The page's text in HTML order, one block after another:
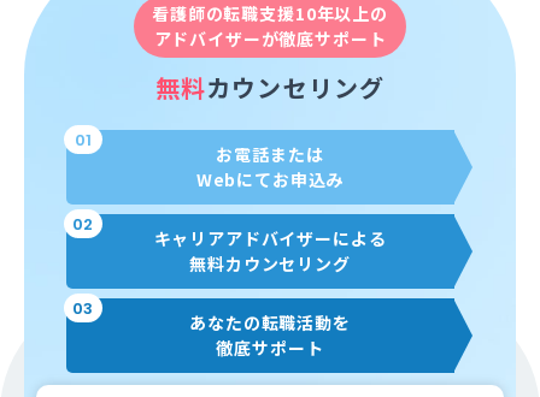
看護師の転職支援10年以上の
アドバイザーが徹底サポート
無料カウンセリング
01
お電話または
Webにてお申込み
02
キャリアアドバイザーによる
無料カウンセリング
03
あなたの転職活動を
徹底サポート